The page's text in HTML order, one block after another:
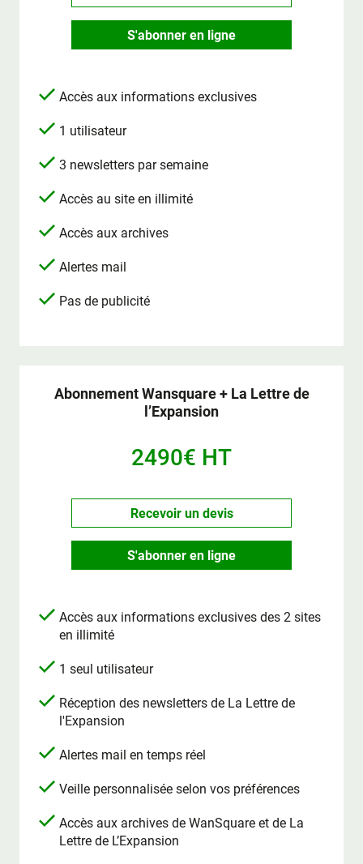
S'abonner en ligne
Accès aux informations exclusives
1 utilisateur
3 newsletters par semaine
Accès au site en illimité
Accès aux archives
Alertes mail
Pas de publicité
Abonnement Wansquare + La Lettre de
l’Expansion
2490€ HT
Recevoir un devis
S'abonner en ligne
Accès aux informations exclusives des 2 sites
en illimité
1 seul utilisateur
Réception des newsletters de La Lettre de
l'Expansion
Alertes mail en temps réel
Veille personnalisée selon vos préférences
Accès aux archives de WanSquare et de La
Lettre de L’Expansion